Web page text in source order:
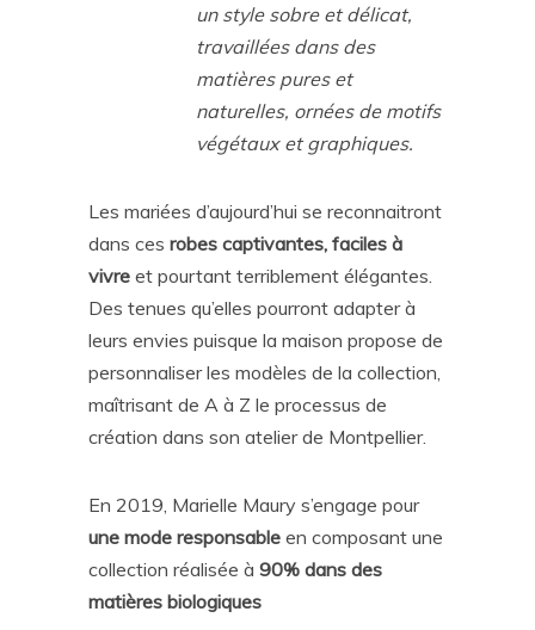
un style sobre et délicat,
travaillées dans des
matières pures et
naturelles, ornées de motifs
végétaux et graphiques.
Les mariées d’aujourd’hui se reconnaitront
dans ces robes captivantes, faciles à
vivre et pourtant terriblement élégantes.
Des tenues qu’elles pourront adapter à
leurs envies puisque la maison propose de
personnaliser les modèles de la collection,
maîtrisant de A à Z le processus de
création dans son atelier de Montpellier.
En 2019, Marielle Maury s’engage pour
une mode responsable en composant une
collection réalisée à 90% dans des
matières biologiques